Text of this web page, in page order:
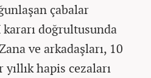
çabalar
doğrultusunda
ve arkadaşları, 10
hapis cezaları